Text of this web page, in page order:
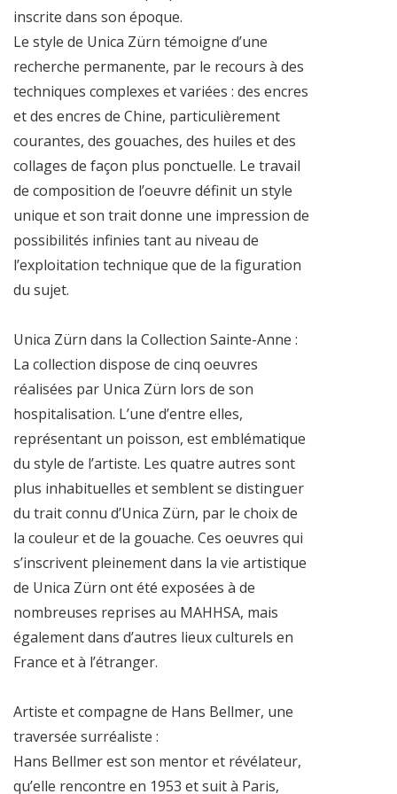
inscrite dans son époque.
Le style de Unica Zürn témoigne d’une
recherche permanente, par le recours à des
techniques complexes et variées : des encres
et des encres de Chine, particulièrement
courantes, des gouaches, des huiles et des
collages de façon plus ponctuelle. Le travail
de composition de l’oeuvre définit un style
unique et son trait donne une impression de
possibilités infinies tant au niveau de
l’exploitation technique que de la figuration
du sujet.
Unica Zürn dans la Collection Sainte-Anne :
La collection dispose de cinq oeuvres
réalisées par Unica Zürn lors de son
hospitalisation. L’une d’entre elles,
représentant un poisson, est emblématique
du style de l’artiste. Les quatre autres sont
plus inhabituelles et semblent se distinguer
du trait connu d’Unica Zürn, par le choix de
la couleur et de la gouache. Ces oeuvres qui
s’inscrivent pleinement dans la vie artistique
de Unica Zürn ont été exposées à de
nombreuses reprises au MAHHSA, mais
également dans d’autres lieux culturels en
France et à l’étranger.
Artiste et compagne de Hans Bellmer, une
traversée surréaliste :
Hans Bellmer est son mentor et révélateur,
qu’elle rencontre en 1953 et suit à Paris,